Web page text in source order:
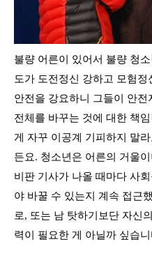
불량 어른이 있어서 불량 청
도가 도전정신 강하고 모험
안전을 강요하니 그들이 안전
전체를 바꾸는 것에 대한 책
게 자꾸 이공계 기피하지 말
든요. 청소년은 어른의 거울
비판 기사가 나올 때마다 사
야 바꿀 수 있는지 계속 접근
로, 또는 남 탓하기보단 자신
력이 필요한 게 아닐까 싶습니